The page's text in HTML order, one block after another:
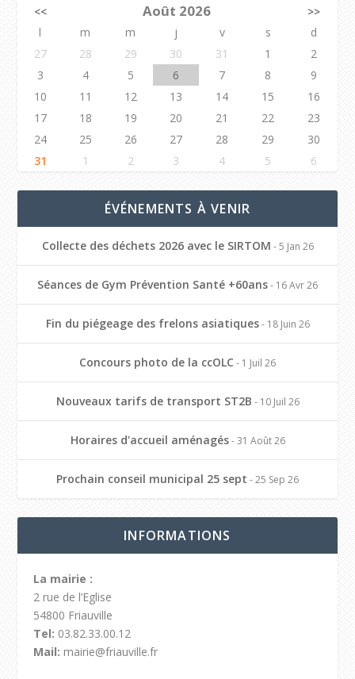
<< Août 2026
>>
l
m m j v s
d
27
28 29 30 31 1
2
3
4 5 6 7 8
9
10
11 12 13 14 15
16
17
18 19 20 21 22
23
24
25 26 27 28 29
30
31
1 2 3 4 5 6
ÉVÉNEMENTS À VENIR
Collecte des déchets 2026 avec le SIRTOM - 5 Jan 26
Séances de Gym Prévention Santé +60ans- 16 Avr 26
Fin du piégeage des frelons asiatiques- 18 Juin 26
Concours photo de la ccOLC - 1 Juil 26
Nouveaux tarifs de transport ST2B - 10 Juil 26
Horaires d'accueil aménagés- 31 Août 26
Prochain conseil municipal 25 sept - 25 Sep 26
INFORMATIONS
La mairie :
2 rue de l’Eglise
54800 Friauville
Tel: 03.82.33.00.12
Mail: mairie@friauville.fr